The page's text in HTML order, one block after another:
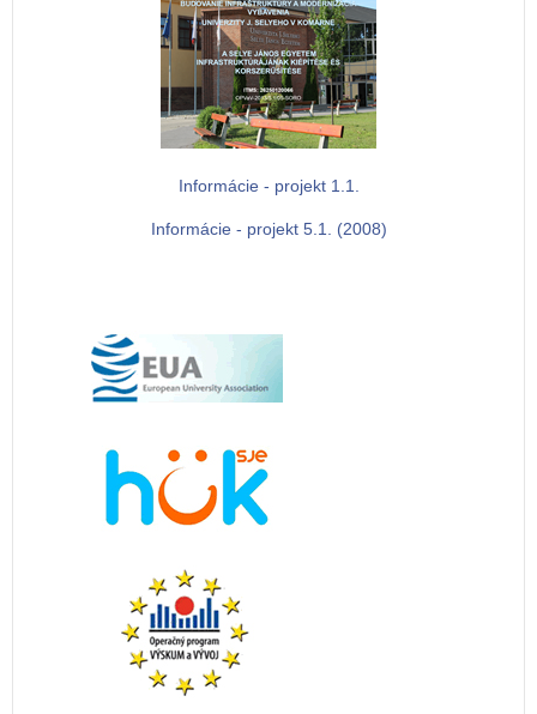
Informácie - projekt 1.1.
Informácie - projekt 5.1. (2008)